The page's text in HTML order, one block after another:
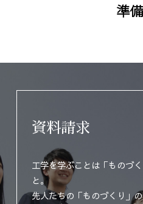
準
資料請求
工学を学ぶことは「ものづ
と。
先人たちの「ものづくり」